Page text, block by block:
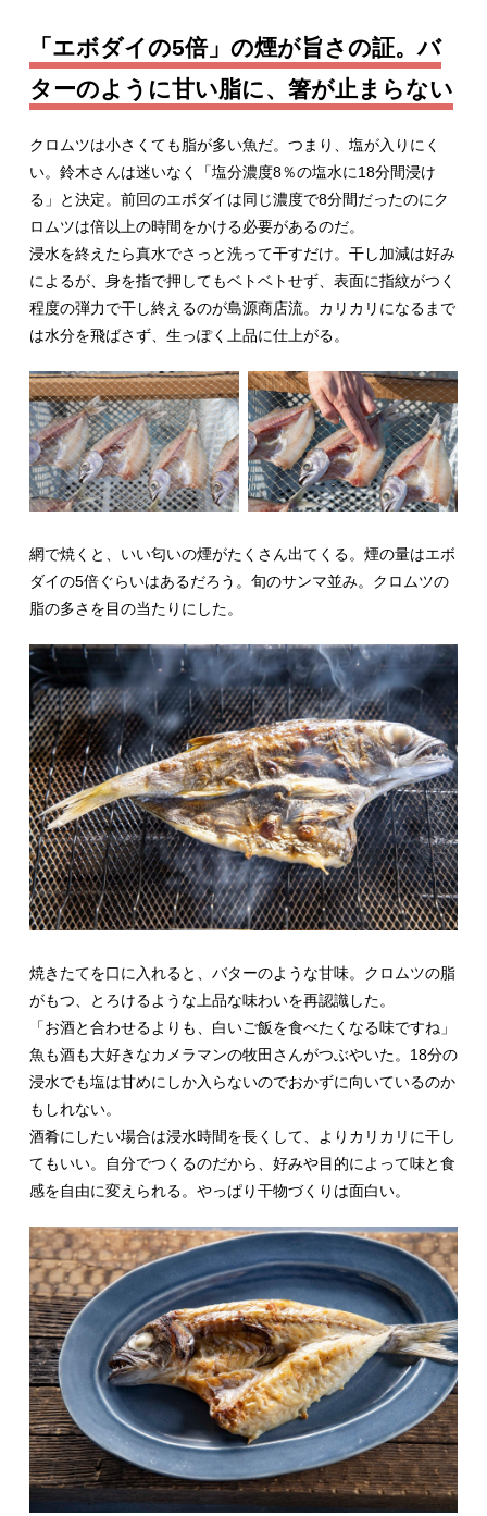
「エボダイの5倍」の煙が旨さの証。バ
ターのように甘い脂に、箸が止まらない
クロムツは小さくても脂が多い魚だ。つまり、塩が入りにく
い。鈴木さんは迷いなく「塩分濃度8％の塩水に18分間浸け
る」と決定。前回のエボダイは同じ濃度で8分間だったのにク
ロムツは倍以上の時間をかける必要があるのだ。
浸水を終えたら真水でさっと洗って干すだけ。干し加減は好み
によるが、身を指で押してもベトベトせず、表面に指紋がつく
程度の弾力で干し終えるのが島源商店流。カリカリになるまで
は水分を飛ばさず、生っぽく上品に仕上がる。
網で焼くと、いい匂いの煙がたくさん出てくる。煙の量はエボ
ダイの5倍ぐらいはあるだろう。旬のサンマ並み。クロムツの
脂の多さを目の当たりにした。
焼きたてを口に入れると、バターのような甘味。クロムツの脂
がもつ、とろけるような上品な味わいを再認識した。
「お酒と合わせるよりも、白いご飯を食べたくなる味ですね」
魚も酒も大好きなカメラマンの牧田さんがつぶやいた。18分の
浸水でも塩は甘めにしか入らないのでおかずに向いているのか
もしれない。
酒肴にしたい場合は浸水時間を長くして、よりカリカリに干し
てもいい。自分でつくるのだから、好みや目的によって味と食
感を自由に変えられる。やっぱり干物づくりは面白い。